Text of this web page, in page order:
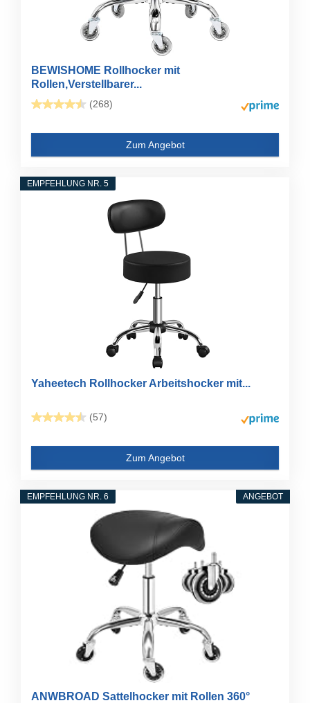
BEWISHOME Rollhocker mit
Rollen,Verstellbarer...
(268)
Zum Angebot
EMPFEHLUNG NR. 5
Yaheetech Rollhocker Arbeitshocker mit...
(57)
Zum Angebot
ANGEBOT
EMPFEHLUNG NR. 6
ANWBROAD Sattelhocker mit Rollen 360°